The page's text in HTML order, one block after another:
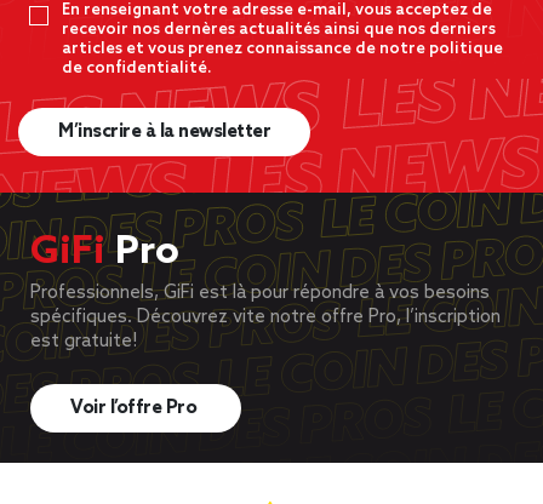
En renseignant votre adresse e-mail, vous acceptez de
recevoir nos dernères actualités ainsi que nos derniers
articles et vous prenez connaissance de notre politique
de confidentialité.
M’inscrire à la newsletter
GiFiPro
Professionnels, GiFi est là pour répondre à vos besoins
spécifiques. Découvrez vite notre offre Pro, l’inscription
est gratuite!
Voir l’offre Pro